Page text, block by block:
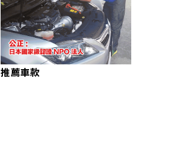
推薦車款